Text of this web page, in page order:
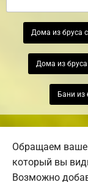
Дома из бруса
Дома из
Бани из
Обращаем ваше
который вы
Возможно